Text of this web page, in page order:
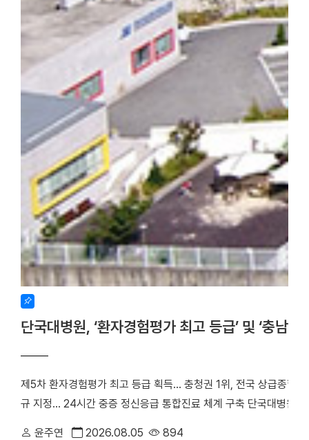
단국대병원, ‘환자경험평가 최고 등급’ 및 ‘충남
제5차 환자경험평가 최고 등급 획득… 충청권 1위, 전국 상급종합
규 지정… 24시간 중증 정신응급 통합진료 체계 구축 단국대병원(
윤주연 2026.08.05 894